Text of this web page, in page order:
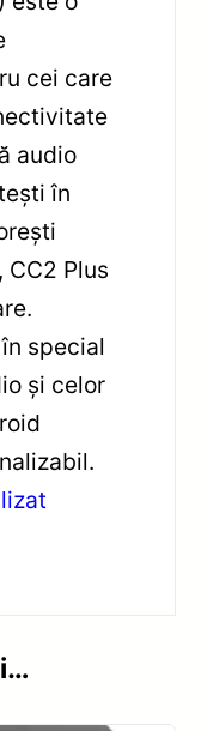
cei care
audio
în
Plus
special
și celor